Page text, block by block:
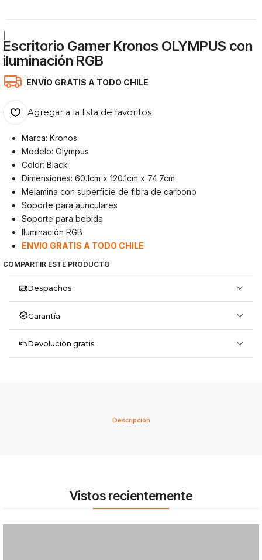
Escritorio Gamer Kronos OLYMPUS con
iluminación RGB
ENVÍO GRATIS A TODO CHILE
Agregar a la lista de favoritos
Marca: Kronos
Modelo: Olympus
Color: Black
Dimensiones: 60.1cm x 120.1cm x 74.7cm
Melamina con superficie de fibra de carbono
Soporte para auriculares
Soporte para bebida
Iluminación RGB
ENVIO GRATIS A TODO CHILE
COMPARTIR ESTE PRODUCTO
Despachos
Garantía
Devolución gratis
Descripción
Vistos recientemente